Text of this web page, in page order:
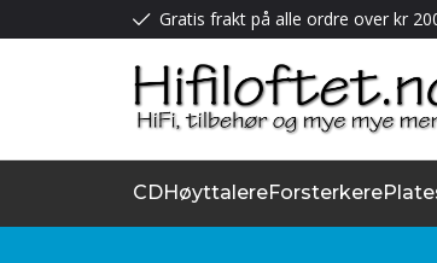
Gratis frakt på alle ordre over kr
CDHøyttalereForsterkere